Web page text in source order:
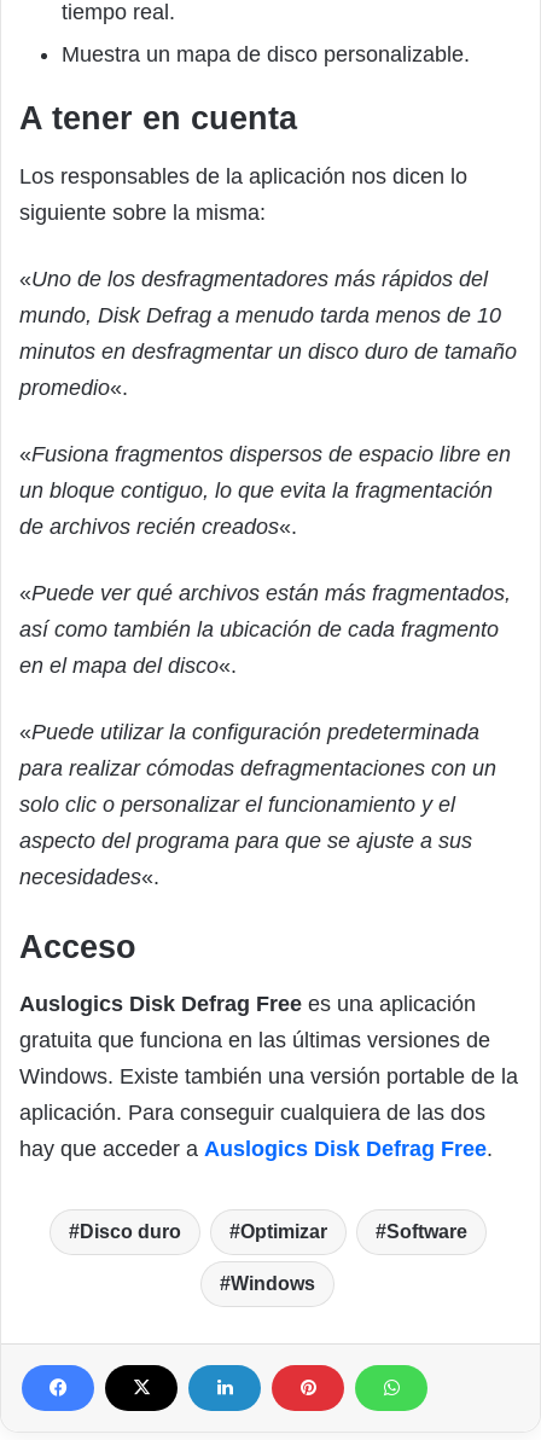
tiempo real.
Muestra un mapa de disco personalizable.
A tener en cuenta
Los responsables de la aplicación nos dicen lo
siguiente sobre la misma:
«Uno de los desfragmentadores más rápidos del
mundo, Disk Defrag a menudo tarda menos de 10
minutos en desfragmentar un disco duro de tamaño
promedio«.
«Fusiona fragmentos dispersos de espacio libre en
un bloque contiguo, lo que evita la fragmentación
de archivos recién creados«.
«Puede ver qué archivos están más fragmentados,
así como también la ubicación de cada fragmento
en el mapa del disco«.
«Puede utilizar la configuración predeterminada
para realizar cómodas defragmentaciones con un
solo clic o personalizar el funcionamiento y el
aspecto del programa para que se ajuste a sus
necesidades«.
Acceso
Auslogics Disk Defrag Free es una aplicación
gratuita que funciona en las últimas versiones de
Windows. Existe también una versión portable de la
aplicación. Para conseguir cualquiera de las dos
hay que acceder a Auslogics Disk Defrag Free.
Disco duro Optimizar Software
Windows